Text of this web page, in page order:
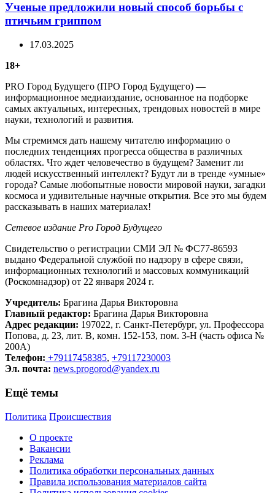
Ученые предложили новый способ борьбы с
птичьим гриппом
17.03.2025
18+
PRO Город Будущего (ПРО Город Будущего) —
информационное медиаиздание, основанное на подборке
самых актуальных, интересных, трендовых новостей в мире
науки, технологий и развития.
Мы стремимся дать нашему читателю информацию о
последних тенденциях прогресса общества в различных
областях. Что ждет человечество в будущем? Заменит ли
людей искусственный интеллект? Будут ли в тренде «умные»
города? Самые любопытные новости мировой науки, загадки
космоса и удивительные научные открытия. Все это мы будем
рассказывать в наших материалах!
Сетевое издание Рrо Город Будущего
Свидетельство о регистрации СМИ ЭЛ № ФС77-86593
выдано Федеральной службой по надзору в сфере связи,
информационных технологий и массовых коммуникаций
(Роскомнадзор) от 22 января 2024 г.
Учредитель: Брагина Дарья Викторовна
Главный редактор: Брагина Дарья Викторовна
Адрес редакции: 197022, г. Санкт-Петербург, ул. Профессора
Попова, д. 23, лит. В, комн. 152-153, пом. 3-Н (часть офиса №
200А)
Телефон: +79117458385, +79117230003
Эл. почта: news.progorod@yandex.ru
Ещё темы
Политика Происшествия
О проекте
Вакансии
Реклама
Политика обработки персональных данных
Правила использования материалов сайта